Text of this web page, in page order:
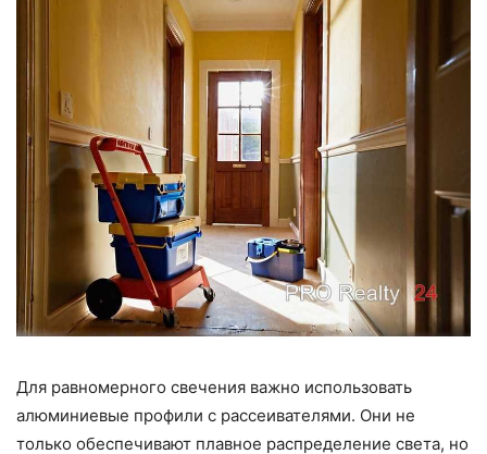
Для равномерного свечения важно использовать
алюминиевые профили с рассеивателями. Они не
только обеспечивают плавное распределение света, но